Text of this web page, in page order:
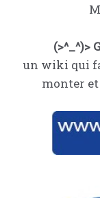
(>^_^)>
un wiki qui
monter